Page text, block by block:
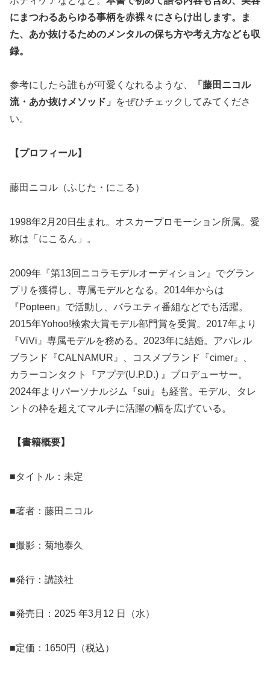
にまつわるあらゆる事柄を赤裸々にさらけ出します。ま
た、あか抜けるためのメンタルの保ち方や考え方なども収
録。
参考にしたら誰もが可愛くなれるような、
「藤田ニコル
流・あか抜けメソッド」
をぜひチェックしてみてくださ
い。
【プロフィール】
藤田ニコル（ふじた・にこる）
1998年2月20日生まれ。オスカープロモーション所属。愛
称は「にこるん」。
2009年『第13回ニコラモデルオーディション』でグラン
プリを獲得し、専属モデルとなる。2014年からは
『Popteen』で活動し、バラエティ番組などでも活躍。
2015年Yohoo!検索大賞モデル部門賞を受賞。2017年より
『ViVi』専属モデルを務める。2023年に結婚。アパレル
ブランド『CALNAMUR』、コスメブランド『cimer』、
カラーコンタクト『アプデ(U.P.D.) 』プロデューサー。
2024年よりパーソナルジム『sui』も経営。モデル、タレ
ントの枠を超えてマルチに活躍の幅を広げている。
【書籍概要】
■タイトル：未定
■著者：藤田ニコル
■撮影：菊地泰久
■発行：講談社
■発売日：2025 年3月12 日（水）
■定価：1650円（税込）